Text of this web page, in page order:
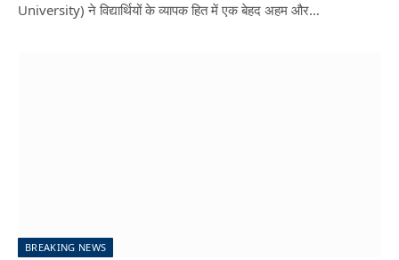
University) ने विद्यार्थियों के व्यापक हित में एक बेहद अहम और…
BREAKING NEWS